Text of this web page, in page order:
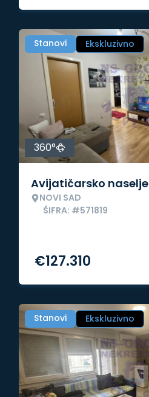
Stanovi Ekskluzivno
360°
Avijatičarsko naselje
NOVI SAD
ŠIFRA: #571819
€127.310
Stanovi Ekskluzivno